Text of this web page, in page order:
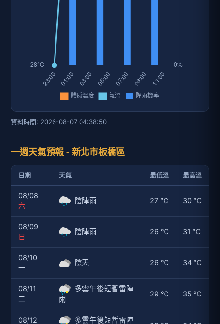
資料時間: 2026-08-07 04:38:50
一週天氣預報 - 新北市板橋區
日期 天氣 最低溫 最高溫
08/08
六
陰陣雨 27 ℃ 30 ℃
08/09
日
陰陣雨 26 ℃ 31 ℃
08/10
一
陰天 26 ℃ 34 ℃
08/11
二
多雲午後短暫雷陣
雨
29 ℃ 35 ℃
08/12
多雲午後短暫雷陣